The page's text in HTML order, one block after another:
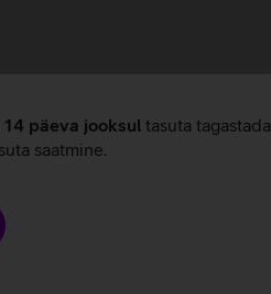
14 päeva jooksul tasuta
saatmine.